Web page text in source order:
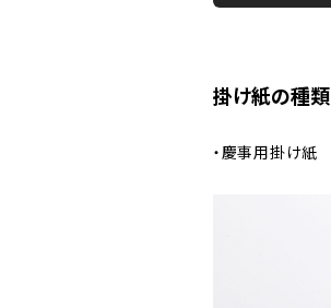
掛け紙の種類
・慶事用掛け紙